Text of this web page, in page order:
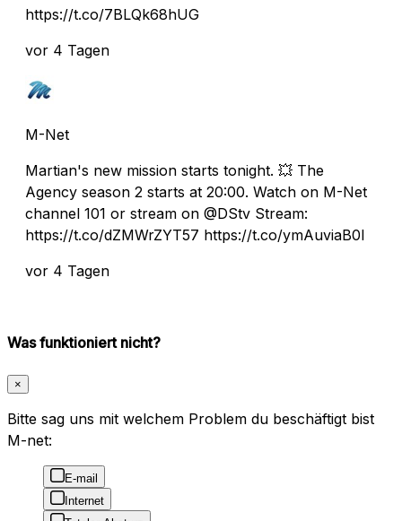
https://t.co/7BLQk68hUG
vor 4 Tagen
M-Net
Martian's new mission starts tonight. 💥 The
Agency season 2 starts at 20:00. Watch on M-Net
channel 101 or stream on @DStv Stream:
https://t.co/dZMWrZYT57 https://t.co/ymAuviaB0l
vor 4 Tagen
Was funktioniert nicht?
×
Bitte sag uns mit welchem Problem du beschäftigt bist
M-net:
E-mail
Internet